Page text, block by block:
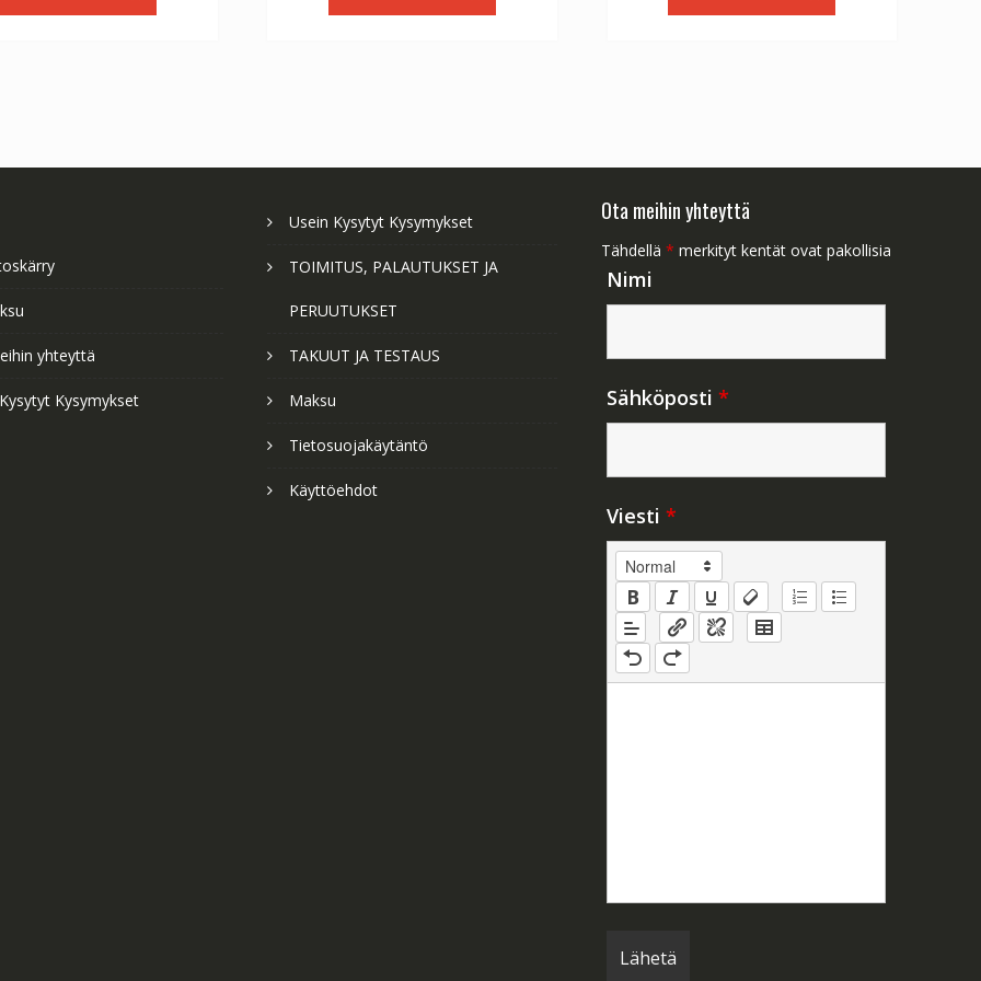
€56.64. €31.47.
€56.64. €31.47.
€56.64. €31.47.
yhteyttä
Kysymykset
Usein Kysytyt Kysymykset
TOIMITUS, PALAUTUKSET JA
PERUUTUKSET
TAKUUT JA TESTAUS
Maksu
Tietosuojakäytäntö
Käyttöehdot
Ota meihin yhteyttä
Tähdellä * merkityt kentät ovat pakollisia
Nimi
Sähköposti *
Viesti *